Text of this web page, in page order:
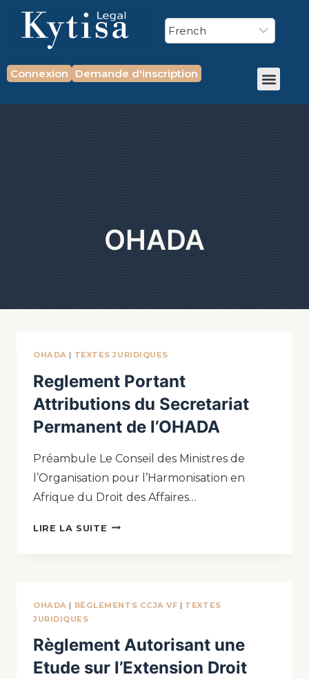
Connexion Demande d'inscription
OHADA
OHADA | TEXTES JURIDIQUES
Reglement Portant
Attributions du Secretariat
Permanent de l’OHADA
Préambule Le Conseil des Ministres de
l’Organisation pour l’Harmonisation en
Afrique du Droit des Affaires…
LIRE LA SUITE
OHADA | RÈGLEMENTS CCJA VF | TEXTES
JURIDIQUES
Règlement Autorisant une
Etude sur l’Extension Droit